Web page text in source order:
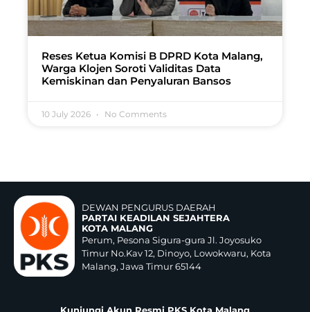
Reses Ketua Komisi B DPRD Kota Malang,
Warga Klojen Soroti Validitas Data
Kemiskinan dan Penyaluran Bansos
10 July 2026 No Comments
DEWAN PENGURUS DAERAH
PARTAI KEADILAN SEJAHTERA
KOTA MALANG
Perum, Pesona Sigura-gura Jl. Joyosuko
Timur No.Kav 12, Dinoyo, Lowokwaru, Kota
Malang, Jawa Timur 65144